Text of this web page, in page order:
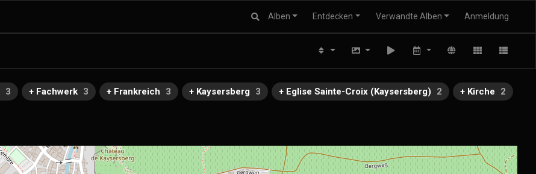
Alben Entdecken Verwandte Alben Anmeldung
3 + Fachwerk 3 + Frankreich 3 + Kaysersberg 3 + Eglise Sainte-Croix (Kaysersberg) 2 + Kirche
2